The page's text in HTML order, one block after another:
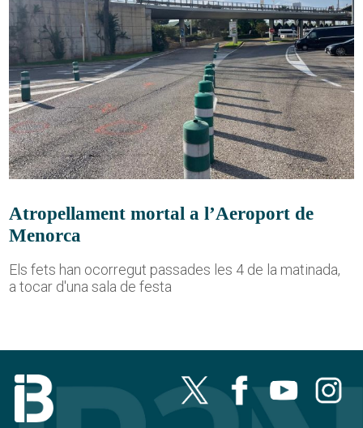
Atropellament mortal a l’Aeroport de
Menorca
Els fets han ocorregut passades les 4 de la matinada,
a tocar d'una sala de festa